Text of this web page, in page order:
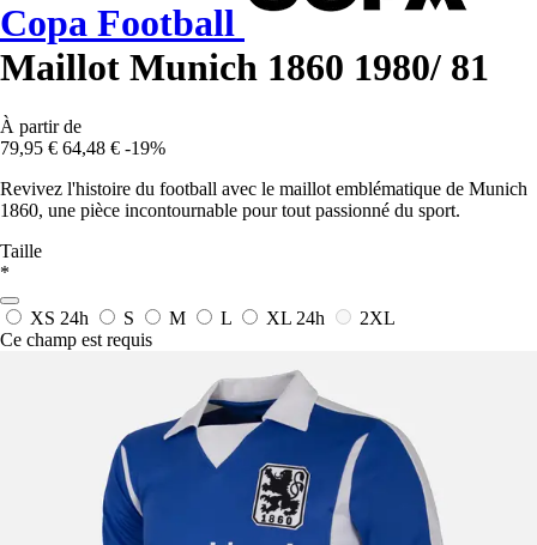
Copa Football
Maillot Munich 1860 1980/ 81
À partir de
79,95 € 64,48 € -19%
Revivez l'histoire du football avec le maillot emblématique de Munich
1860, une pièce incontournable pour tout passionné du sport.
Taille
*
XS 24h S M L XL 24h
2XL
Ce champ est requis